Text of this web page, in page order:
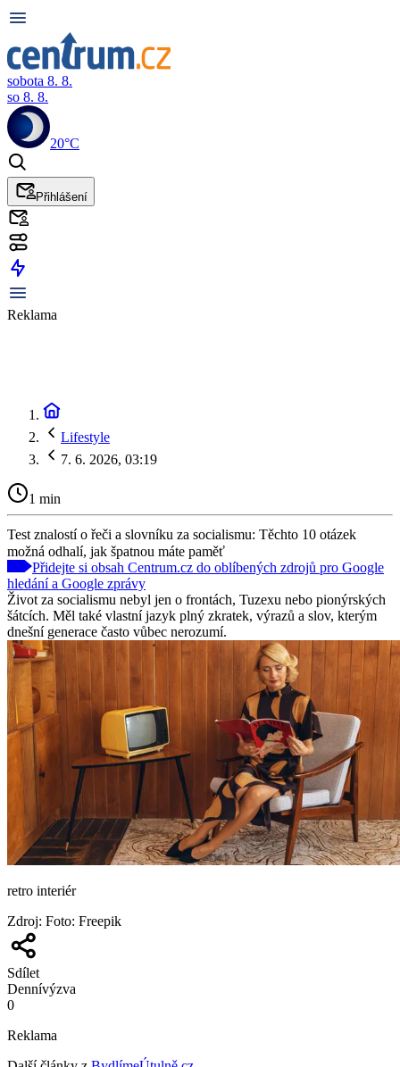
sobota 8. 8.
so 8. 8.
20°C
Přihlášení
Reklama
Lifestyle
7. 6. 2026, 03:19
1 min
Test znalostí o řeči a slovníku za socialismu: Těchto 10 otázek
možná odhalí, jak špatnou máte paměť
Přidejte si obsah Centrum.cz do oblíbených zdrojů pro Google
hledání a Google zprávy
Život za socialismu nebyl jen o frontách, Tuzexu nebo pionýrských
šátcích. Měl také vlastní jazyk plný zkratek, výrazů a slov, kterým
dnešní generace často vůbec nerozumí.
retro interiér
Zdroj: Foto: Freepik
Sdílet
Dennívýzva
0
Reklama